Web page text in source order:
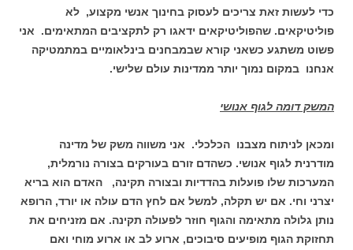
כדי לעשות זאת צריכים לעסוק בחינוך אנשי מקצוע, לא
פוליטיקאים. שהפוליטיקאים ידאגו רק לתקציבים המתאימים. אני
פשוט משתגע כשאני קורא שבמבחנים בינלאומיים במתמטיקה
אנחנו במקום נמוך יותר ממדינות עולם שלישי.
המשק דומה לגוף אנושי
ומכאן לניתוח מצבנו הכלכלי. אני משווה משק של מדינה
מודרנית לגוף אנושי. כשהדם זורם בעורקים בצורה נורמלית,
המערכות שלו פועלות בהדדיות ובצורה תקינה, האדם הוא בריא
יצרני וחי. אם יש תקלה, למשל אם לחץ הדם עולה או יורד, הרופא
נותן גלולה מתאימה והגוף חוזר לפעולה תקינה. אם מזניחים את
תחזוקת הגוף מופיעים סיבוכים, ארוע לב או ארוע מוחי ואם